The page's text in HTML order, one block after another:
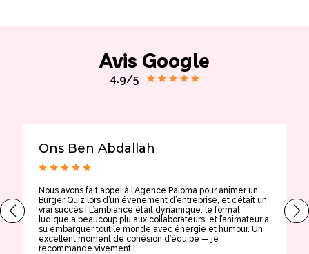
Avis Google
4.9/5
Ons Ben Abdallah
Nous avons fait appel à l'Agence Paloma pour animer un
Burger Quiz lors d’un événement d’entreprise, et c’était un
vrai succès ! L’ambiance était dynamique, le format
ludique a beaucoup plu aux collaborateurs, et l’animateur a
su embarquer tout le monde avec énergie et humour. Un
excellent moment de cohésion d’équipe — je
recommande vivement !